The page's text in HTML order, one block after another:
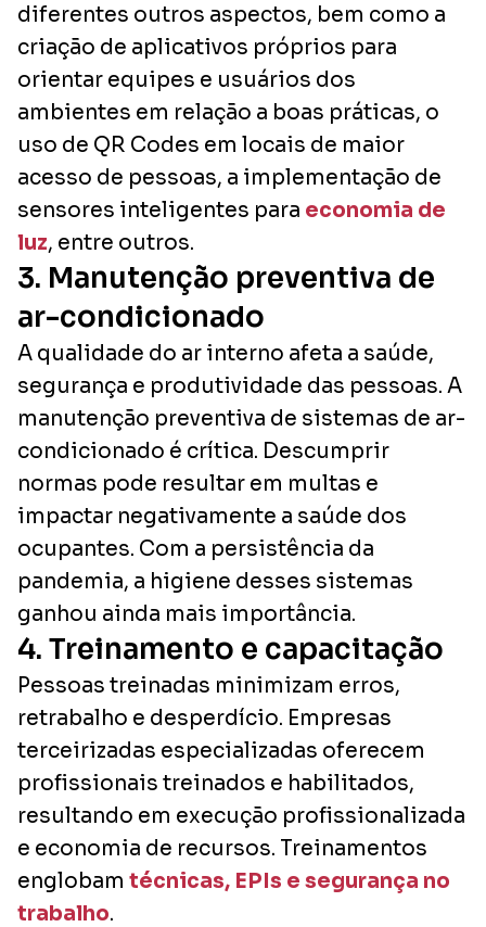
diferentes outros aspectos, bem como a
criação de aplicativos próprios para
orientar equipes e usuários dos
ambientes em relação a boas práticas, o
uso de QR Codes em locais de maior
acesso de pessoas, a implementação de
sensores inteligentes para economia de
luz, entre outros.
3. Manutenção preventiva de
ar-condicionado
A qualidade do ar interno afeta a saúde,
segurança e produtividade das pessoas. A
manutenção preventiva de sistemas de ar-
condicionado é crítica. Descumprir
normas pode resultar em multas e
impactar negativamente a saúde dos
ocupantes. Com a persistência da
pandemia, a higiene desses sistemas
ganhou ainda mais importância.
4. Treinamento e capacitação
Pessoas treinadas minimizam erros,
retrabalho e desperdício. Empresas
terceirizadas especializadas oferecem
profissionais treinados e habilitados,
resultando em execução profissionalizada
e economia de recursos. Treinamentos
englobam técnicas, EPIs e segurança no
trabalho.